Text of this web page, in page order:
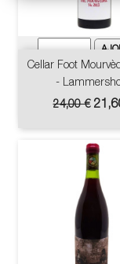
Cellar Foot
-
Prix
base
24,00 € Prix